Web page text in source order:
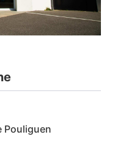
Pouliguen